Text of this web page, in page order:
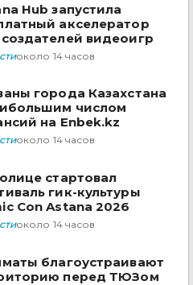
Hub запустила
акселератор
видеоигр
около 14 часов
города Казахстана
числом
на Enbek.kz
около 14 часов
стартовал
гик-культуры
Con Astana 2026
около 14 часов
благоустраивают
перед ТЮЗом